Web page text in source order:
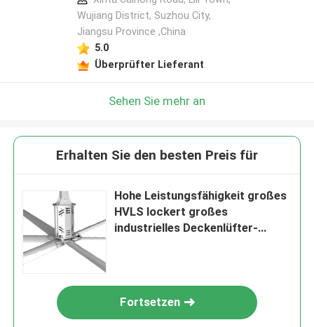
Wujiang District, Suzhou City,
Jiangsu Province ,China
5.0
Überprüfter Lieferant
Sehen Sie mehr an
Erhalten Sie den besten Preis für
Hohe Leistungsfähigkeit großes
HVLS lockert großes
industrielles Deckenlüfter-
Fortsetzen